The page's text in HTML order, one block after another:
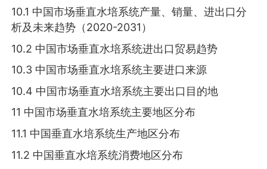
10.1 中国市场垂直水培系统产量、销量、进出口分
析及未来趋势（2020-2031）
10.2 中国市场垂直水培系统进出口贸易趋势
10.3 中国市场垂直水培系统主要进口来源
10.4 中国市场垂直水培系统主要出口目的地
11 中国市场垂直水培系统主要地区分布
11.1 中国垂直水培系统生产地区分布
11.2 中国垂直水培系统消费地区分布